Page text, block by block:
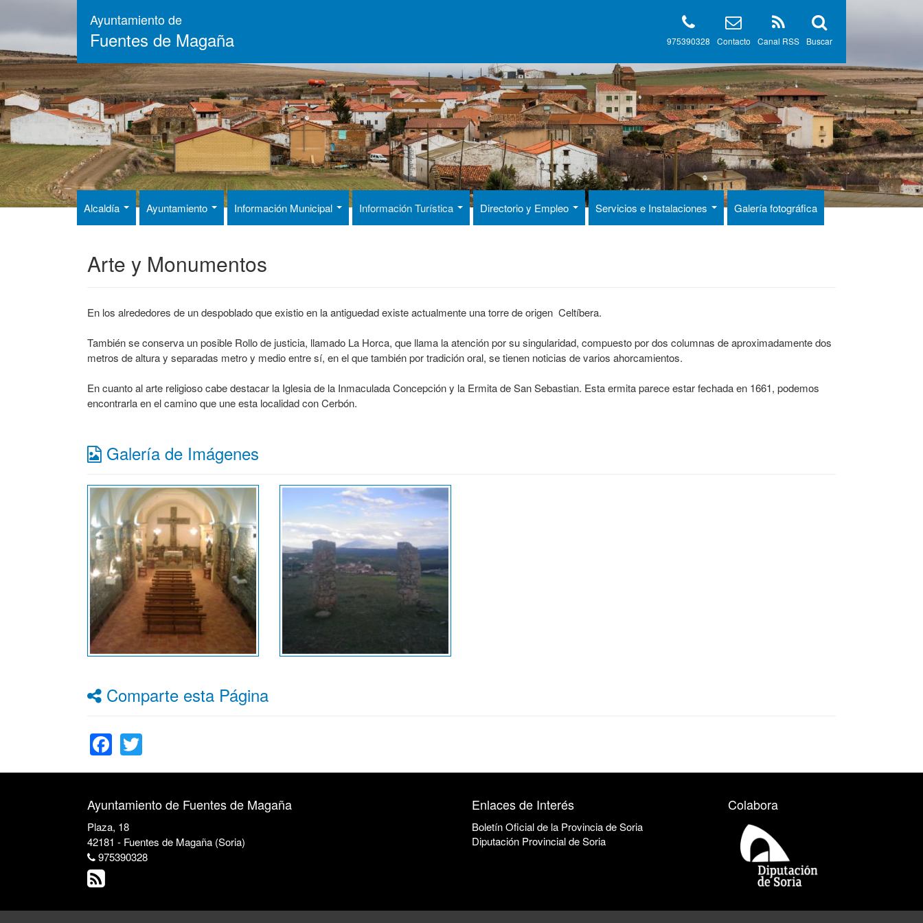
contenido
principal
Ayuntamiento de
Fuentes de Magaña Buscar
Canal RSS
Contacto
975390328
Alcaldía Ayuntamiento Información Municipal Información Turística Directorio y Empleo Servicios e Instalaciones Galería fotográfica
Arte y Monumentos
En los alrededores de un despoblado que existio en la antiguedad existe actualmente una torre de origen Celtíbera.
También se conserva un posible Rollo de justicia, llamado La Horca, que llama la atención por su singularidad, compuesto por dos columnas de aproximadamente dos
metros de altura y separadas metro y medio entre sí, en el que también por tradición oral, se tienen noticias de varios ahorcamientos.
En cuanto al arte religioso cabe destacar la Iglesia de la Inmaculada Concepción y la Ermita de San Sebastian. Esta ermita parece estar fechada en 1661, podemos
encontrarla en el camino que une esta localidad con Cerbón.
Galería de Imágenes
Comparte esta Página
Facebook
Ayuntamiento de Fuentes de Magaña
Plaza, 18
42181 - Fuentes de Magaña (Soria)
975390328
Enlaces de Interés
Boletín Oficial de la Provincia de Soria
Diputación Provincial de Soria
Colabora